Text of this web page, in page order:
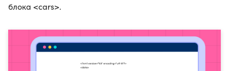
блока <cars>.